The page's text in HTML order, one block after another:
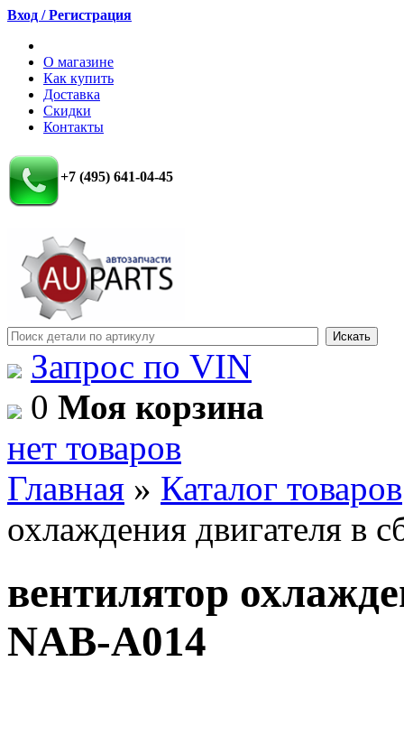
Вход / Регистрация
О магазине
Как купить
Доставка
Скидки
Контакты
+7 (495) 641-04-45
Запрос по VIN
0 Моя корзина
нет товаров
Главная » Каталог товаров
охлаждения двигателя в
вентилятор
NAB-A014